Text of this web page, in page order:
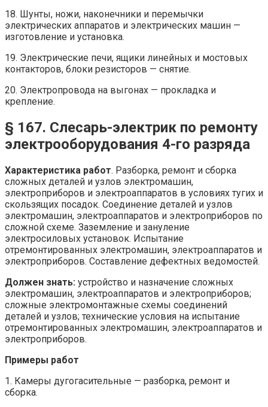
18. Шунты, ножи, наконечники и перемычки
электрических аппаратов и электрических машин —
изготовление и установка.
19. Электрические печи, ящики линейных и мостовых
контакторов, блоки резисторов — снятие.
20. Электропровода на выгонах — прокладка и
крепление.
§ 167. Слесарь-электрик по ремонту
электрооборудования 4-го разряда
Характеристика работ. Разборка, ремонт и сборка
сложных деталей и узлов электромашин,
электроприборов и электроаппаратов в условиях тугих и
скользящих посадок. Соединение деталей и узлов
электромашин, электроаппаратов и электроприборов по
сложной схеме. Заземление и зануление
электросиловых установок. Испытание
отремонтированных электромашин, электроаппаратов и
электроприборов. Составление дефектных ведомостей.
Должен знать: устройство и назначение сложных
электромашин, электроаппаратов и электроприборов;
сложные электромонтажные схемы соединений
деталей и узлов; технические условия на испытание
отремонтированных электромашин, электроаппаратов и
электроприборов.
Примеры работ
1. Камеры дугогасительные — разборка, ремонт и
сборка.